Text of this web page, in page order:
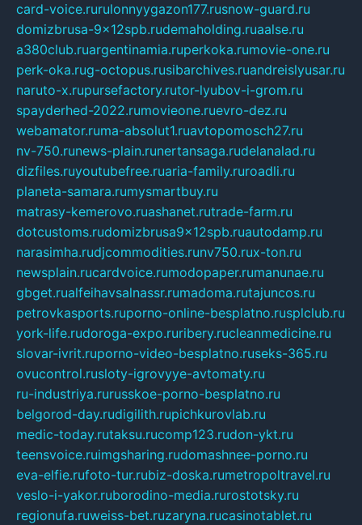
card-voice.rurulonnyygazon177.rusnow-guard.ru
domizbrusa-9x12spb.rudemaholding.ruaalse.ru
a380club.ruargentinamia.ruperkoka.rumovie-one.ru
perk-oka.rug-octopus.rusibarchives.ruandreislyusar.ru
naruto-x.rupursefactory.rutor-lyubov-i-grom.ru
spayderhed-2022.rumovieone.ruevro-dez.ru
webamator.ruma-absolut1.ruavtopomosch27.ru
nv-750.runews-plain.runertansaga.rudelanalad.ru
dizfiles.ruyoutubefree.ruaria-family.ruroadli.ru
planeta-samara.rumysmartbuy.ru
matrasy-kemerovo.ruashanet.rutrade-farm.ru
dotcustoms.rudomizbrusa9x12spb.ruautodamp.ru
narasimha.rudjcommodities.runv750.rux-ton.ru
newsplain.rucardvoice.rumodopaper.rumanunae.ru
gbget.rualfeihavsalnassr.rumadoma.rutajuncos.ru
petrovkasports.ruporno-online-besplatno.rusplclub.ru
york-life.rudoroga-expo.ruribery.rucleanmedicine.ru
slovar-ivrit.ruporno-video-besplatno.ruseks-365.ru
ovucontrol.rusloty-igrovyye-avtomaty.ru
ru-industriya.rurusskoe-porno-besplatno.ru
belgorod-day.rudigilith.rupichkurovlab.ru
medic-today.rutaksu.rucomp123.rudon-ykt.ru
teensvoice.ruimgsharing.rudomashnee-porno.ru
eva-elfie.rufoto-tur.rubiz-doska.rumetropoltravel.ru
veslo-i-yakor.ruborodino-media.rurostotsky.ru
regionufa.ruweiss-bet.ruzaryna.rucasinotablet.ru